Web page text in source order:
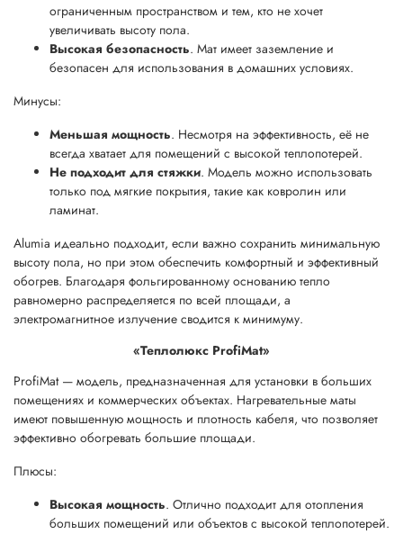
ограниченным пространством и тем, кто не хочет
увеличивать высоту пола.
Высокая безопасность. Мат имеет заземление и
безопасен для использования в домашних условиях.
Минусы:
Меньшая мощность. Несмотря на эффективность, её не
всегда хватает для помещений с высокой теплопотерей.
Не подходит для стяжки. Модель можно использовать
только под мягкие покрытия, такие как ковролин или
ламинат.
Alumia идеально подходит, если важно сохранить минимальную
высоту пола, но при этом обеспечить комфортный и эффективный
обогрев. Благодаря фольгированному основанию тепло
равномерно распределяется по всей площади, а
электромагнитное излучение сводится к минимуму.
«Теплолюкс ProfiMat»
ProfiMat — модель, предназначенная для установки в больших
помещениях и коммерческих объектах. Нагревательные маты
имеют повышенную мощность и плотность кабеля, что позволяет
эффективно обогревать большие площади.
Плюсы:
Высокая мощность. Отлично подходит для отопления
больших помещений или объектов с высокой теплопотерей.